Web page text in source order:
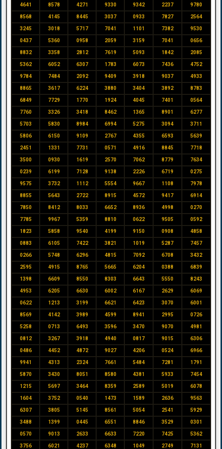
4641 8578 4271 9330 9342 2237 9780
8568 4145 8445 3037 0933 7827 2564
3245 3018 5717 7041 1101 7382 9530
0437 5360 0958 2059 3159 7041 0656
8832 3358 2812 7619 5093 1842 2085
5362 6052 6307 1783 6073 7436 4752
9784 7484 2092 9409 3918 9037 4933
8865 3617 6224 3880 3404 3892 8783
6849 7729 1770 1924 4045 7401 0564
7760 3326 3418 8462 1365 8901 6277
5703 5830 8984 6994 5275 3094 3711
5806 6150 9109 2767 4355 6593 5639
2451 1331 7731 0571 4916 8845 7718
3500 0930 1619 2570 7062 8779 7634
0239 6199 7128 9138 2226 6719 0275
9575 3732 1112 5554 9667 1108 7978
8855 5643 2722 8915 4572 9417 6914
7850 8412 8033 6652 8936 4998 0270
7785 9967 5359 8810 0622 9505 0592
1823 5858 9540 4199 9150 0908 4858
0883 6105 7422 3821 1019 5287 7457
0266 5748 6296 4815 7092 6708 3432
2595 4915 8765 5665 6204 0388 6839
1398 6609 8550 8303 6643 5550 8243
4953 6205 6630 6002 6167 2629 6069
0622 1213 3199 6621 6423 3070 6001
8569 4142 3989 4599 8941 2995 0726
5258 0713 6493 3596 3470 9070 4981
0812 3267 3918 4940 0817 9015 6306
0486 4452 4872 9027 4206 0524 6966
9941 4313 2324 7661 5484 7281 1791
5870 3430 8051 8580 4381 5933 7454
1215 5697 3464 8359 2589 5019 6078
1604 3752 0540 1473 1589 2636 9563
6307 3805 5145 8561 5054 2541 5929
3488 1399 0445 6551 8846 3529 0301
0570 9013 2633 6633 7220 7425 5362
3756 6021 4237 6348 1049 2749 7131